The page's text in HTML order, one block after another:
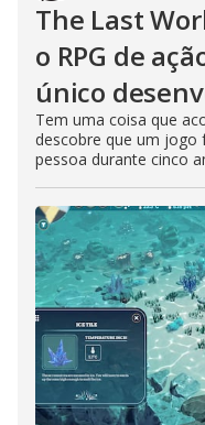
The Last
o RPG de
único
Tem uma coisa que
descobre que um jogo
pessoa durante cinco